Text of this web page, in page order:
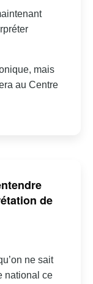
mais
au Centre
de
ne sait
national ce